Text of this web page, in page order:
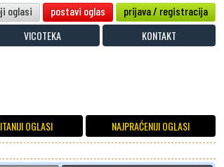
oglasi postavi oglas prijava / registracija
VICOTEKA KONTAKT
OGLASI NAJPRAĆENIJI OGLASI